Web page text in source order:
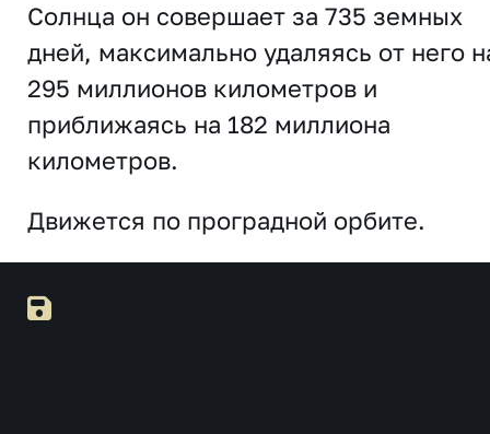
Солнца он совершает за 735 земных
дней, максимально удаляясь от него
295 миллионов километров и
приближаясь на 182 миллиона
километров.
Движется по проградной орбите.